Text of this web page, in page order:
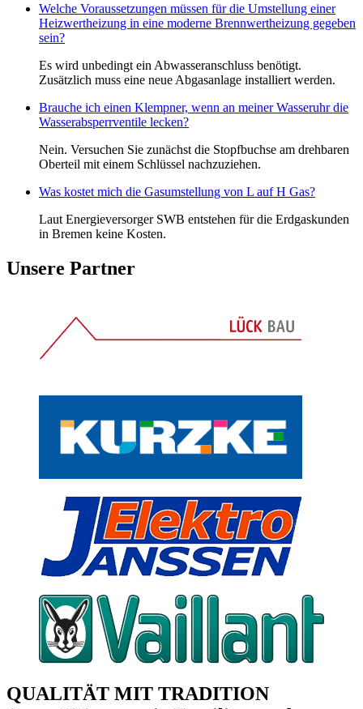
Welche Voraussetzungen müssen für die Umstellung einer
Heizwertheizung in eine moderne Brennwertheizung gegeben
sein?
Es wird unbedingt ein Abwasseranschluss benötigt.
Zusätzlich muss eine neue Abgasanlage installiert werden.
Brauche ich einen Klempner, wenn an meiner Wasseruhr die
Wasserabsperrventile lecken?
Nein. Versuchen Sie zunächst die Stopfbuchse am drehbaren
Oberteil mit einem Schlüssel nachzuziehen.
Was kostet mich die Gasumstellung von L auf H Gas?
Laut Energieversorger SWB entstehen für die Erdgaskunden
in Bremen keine Kosten.
Unsere Partner
QUALITÄT MIT TRADITION